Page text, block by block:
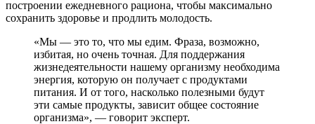
построении ежедневного рациона, чтобы максимально
сохранить здоровье и продлить молодость.
«Мы — это то, что мы едим. Фраза, возможно,
избитая, но очень точная. Для поддержания
жизнедеятельности нашему организму необходима
энергия, которую он получает с продуктами
питания. И от того, насколько полезными будут
эти самые продукты, зависит общее состояние
организма», — говорит эксперт.